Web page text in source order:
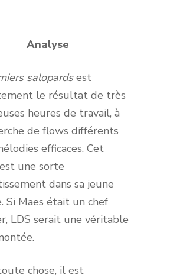
Analyse
salopardsest
le résultat de très
heures de travail, à
de flows différents
efficaces. Cet
une sorte
dans sa jeune
Si Maes était un chef
LDS serait une véritable
chose, il est